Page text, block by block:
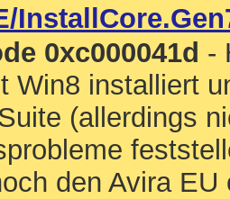
0xc000041d -
Win8 installiert
(allerdings
den Avira